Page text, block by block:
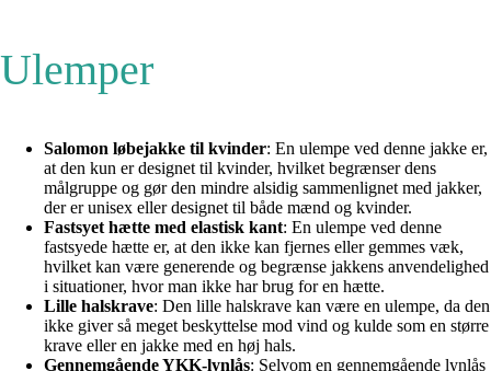
Ulemper
Salomon løbejakke til kvinder: En ulempe ved denne jakke er,
at den kun er designet til kvinder, hvilket begrænser dens
målgruppe og gør den mindre alsidig sammenlignet med jakker,
der er unisex eller designet til både mænd og kvinder.
Fastsyet hætte med elastisk kant: En ulempe ved denne
fastsyede hætte er, at den ikke kan fjernes eller gemmes væk,
hvilket kan være generende og begrænse jakkens anvendelighed
i situationer, hvor man ikke har brug for en hætte.
Lille halskrave: Den lille halskrave kan være en ulempe, da den
ikke giver så meget beskyttelse mod vind og kulde som en større
krave eller en jakke med en høj hals.
Gennemgående YKK-lynlås: Selvom en gennemgående lynlås